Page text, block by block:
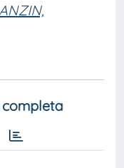
completa